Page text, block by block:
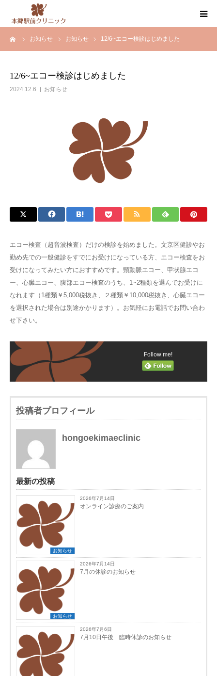
お知らせ お知らせ 12/6~エコー検診はじめました
12/6~エコー検診はじめました
2024.12.6 お知らせ
エコー検査（超音波検査）だけの検診を始めました。文京区健診やお
勤め先での一般健診をすでにお受けになっている方、エコー検査をお
受けになってみたい方におすすめです。頸動脈エコー、甲状腺エコ
ー、心臓エコー、腹部エコー検査のうち、1~2種類を選んでお受けに
なれます（1種類￥5,000税抜き、２種類￥10,000税抜き、心臓エコー
を選択された場合は別途かかります）。お気軽にお電話でお問い合わ
せ下さい。
Follow me!
投稿者プロフィール
hongoekimaeclinic
最新の投稿
お知らせ
2026年7月14日
オンライン診療のご案内
お知らせ
2026年7月14日
7月の休診のお知らせ
2026年7月6日
7月10日午後 臨時休診のお知らせ
クリニック案内
健康診断・人間ドック